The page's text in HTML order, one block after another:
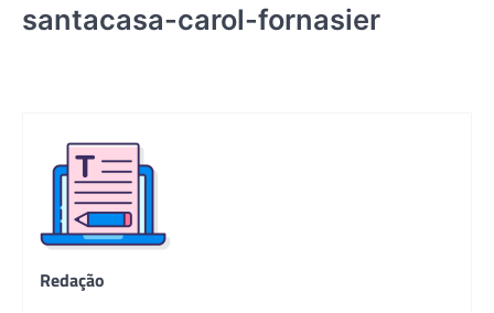
santacasa-carol-fornasier
Redação